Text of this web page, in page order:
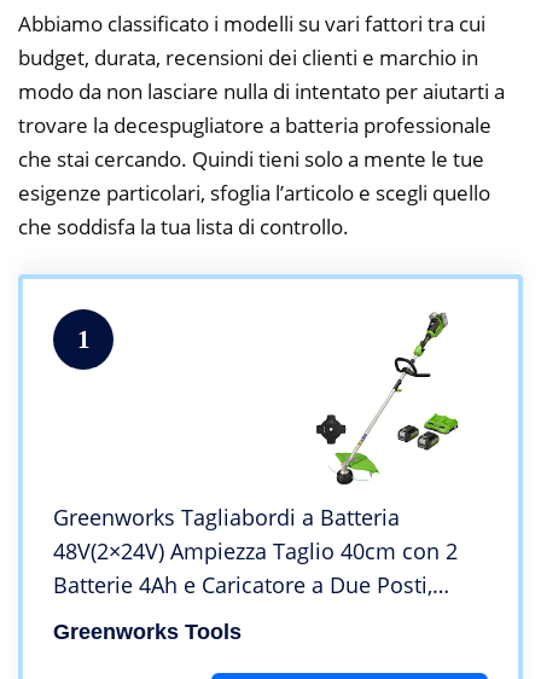
Abbiamo classificato i modelli su vari fattori tra cui
budget, durata, recensioni dei clienti e marchio in
modo da non lasciare nulla di intentato per aiutarti a
trovare la decespugliatore a batteria professionale
che stai cercando. Quindi tieni solo a mente le tue
esigenze particolari, sfoglia l’articolo e scegli quello
che soddisfa la tua lista di controllo.
1
Greenworks Tagliabordi a Batteria
48V(2×24V) Ampiezza Taglio 40cm con 2
Batterie 4Ah e Caricatore a Due Posti,
Impugnatura regolabile GD24X2TXK4x
Greenworks Tools